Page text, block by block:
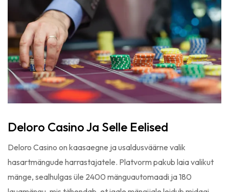
Deloro Casino Ja Selle Eelised
Deloro Casino on kaasaegne ja usaldusväärne valik
hasartmängude harrastajatele. Platvorm pakub laia valikut
mänge, sealhulgas üle 2400 mänguautomaadi ja 180